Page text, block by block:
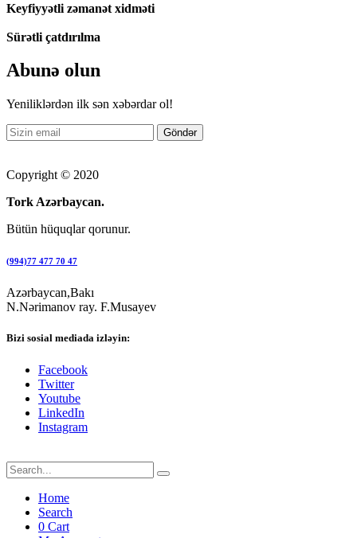
Keyfiyyətli zəmanət xidməti
Sürətli çatdırılma
Abunə olun
Yeniliklərdən ilk sən xəbərdar ol!
Copyright © 2020
Tork Azərbaycan.
Bütün hüquqlar qorunur.
(994)77 477 70 47
Azərbaycan,Bakı
N.Nərimanov ray. F.Musayev
Bizi sosial mediada izləyin:
Facebook
Twitter
Youtube
LinkedIn
Instagram
Home
Search
0 Cart